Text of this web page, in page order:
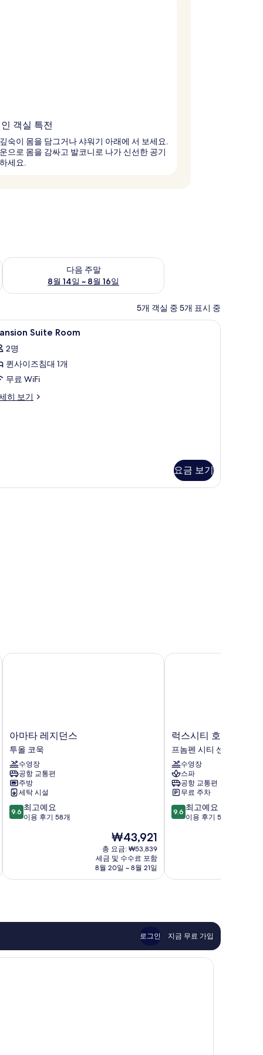
객실 특전
숙이 몸을 담그거나 샤워기 아래에 서 보세요.
으로 몸을 감싸고 발코니로 나가 신선한 공기
세요.
8월 9일
다음 주말
8월 14일 ~ 8월 16일
다음 주말 예약 가능 여부 확인, 8월 14일 ~ 8월 16일
5개 객실 중 5개 표시 중
청이 가능한 48인치 평면 TV, TV, DVD 플레이어객실 내 금고, 책상, 노트북 작업 공간, 암막 커튼
20 Suite Room
2명
퀸사이즈침대 1개
무료 WiFi
히 보기
요금 보기
커튼
아
마
타
레
지
던
스
투
올
아마타 레지던스
투올 코욱
수영장
공항 교통편
주방
세탁 시설
10
점
최
이
기
9.6 최고예요
이용 후기 58개
현
재
요
금
₩43,921
₩43,921
총 요금: ₩53,839
세금 및 수수료 포함
8월 20일 ~ 8월 21일
아마타 레지던스
럭
스
시
티
호
텔
&
아
파
펜
터
럭스시티 호텔 & 아
프놈펜 시티 센터
수영장
스파
공항 교통편
무료 주차
10
점
최
이
용
기
9.6 최고예요
이용 후기 589개
럭스시티 호텔 & 아파
로그인 지금 무료 가입